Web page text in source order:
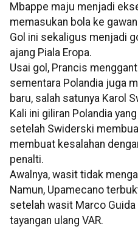
Mbappe maju menjadi
memasukan bola ke
Gol ini sekaligus menjadi
ajang Piala Eropa.
Usai gol, Prancis
sementara Polandia juga
baru, salah satunya Karol
Kali ini giliran Polandia
setelah Swiderski
membuat kesalahan
penalti.
Awalnya, wasit tidak
Namun, Upamecano
setelah wasit Marco
tayangan ulang VAR.